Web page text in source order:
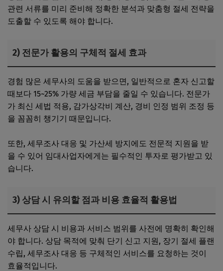
관련 서류를 미리 준비해 정확한 분석과 맞춤형 절세 전략을
도출할 수 있도록 해야 합니다.
2) 전문가 활용의 구체적 절세 효과
경험 많은 세무사의 도움을 받으면, 일반적으로 혼자 신고할
때보다 15~25% 가량 세금 부담을 줄일 수 있습니다. 전문가
가 최신 세법 적용, 감가상각비 계산, 경비 인정 범위 조정 등
을 꼼꼼히 챙기기 때문입니다.
또한, 세무조사 대응 및 가산세 방지에도 전문적 지원을 받
을 수 있어 임대사업자에게는 필수적인 투자로 평가받고 있
습니다.
3) 상담 시 유의할 점과 비용 효율적 활용법
세무사 상담 시 비용과 서비스 범위를 사전에 명확히 확인해
야 합니다. 상담 목적에 맞춰 단기 신고 지원, 장기 절세 플랜
수립, 세무조사 대응 등 구체적인 서비스를 요청하는 것이
효율적입니다.